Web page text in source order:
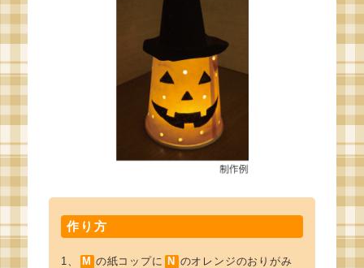
作り方
1、 M の紙コップに N
のオレンジのおりがみ